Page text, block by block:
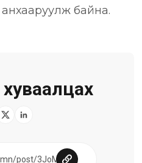
байна.